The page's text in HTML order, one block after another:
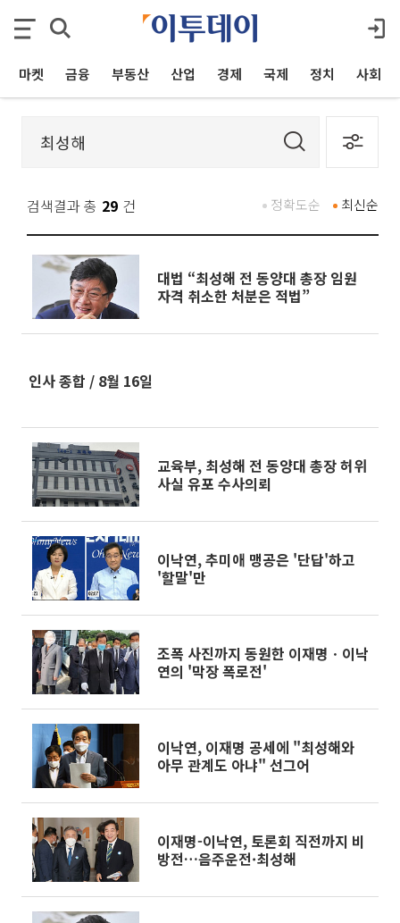
마켓 금융 부동산 산업 경제 국제 정치 사회
검색결과 총 29 건 최신순
정확도순
대법 “최성해 전 동양대 총장 임원
자격 취소한 처분은 적법”
인사 종합 / 8월 16일
교육부, 최성해 전 동양대 총장 허위
사실 유포 수사의뢰
이낙연, 추미애 맹공은 '단답'하고
'할말'만
조폭 사진까지 동원한 이재명ㆍ이낙
연의 '막장 폭로전'
이낙연, 이재명 공세에 "최성해와
아무 관계도 아냐" 선그어
이재명-이낙연, 토론회 직전까지 비
방전…음주운전·최성해